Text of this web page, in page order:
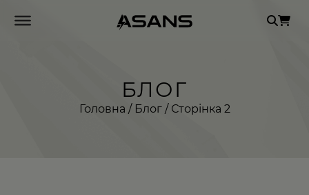
БЛОГ
Головна / Блог/ Сторінка 2